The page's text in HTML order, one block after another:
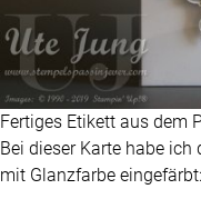
Fertiges Etikett aus dem
Bei dieser Karte habe
mit Glanzfarbe eingefärbt: